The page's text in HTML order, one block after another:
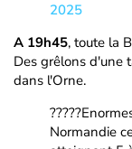
2025
A 19h45, toute la
Des grêlons d'une
dans l'Orne.
Normandie